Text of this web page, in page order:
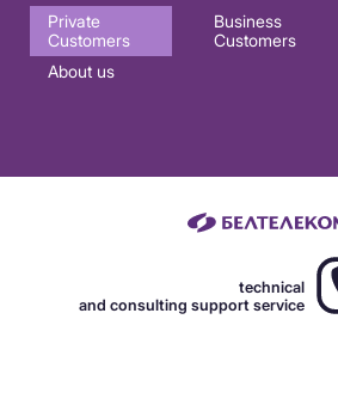
Основная
навигация
Private
Customers
Business
Customers
About us
technical
and consulting support service